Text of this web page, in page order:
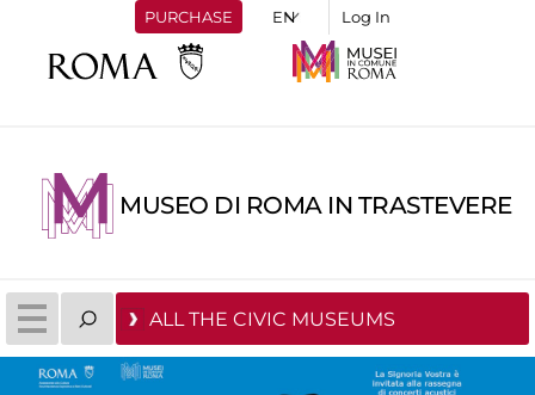
PURCHASE Log In
MUSEO DI ROMA IN TRASTEVERE
ALL THE CIVIC MUSEUMS